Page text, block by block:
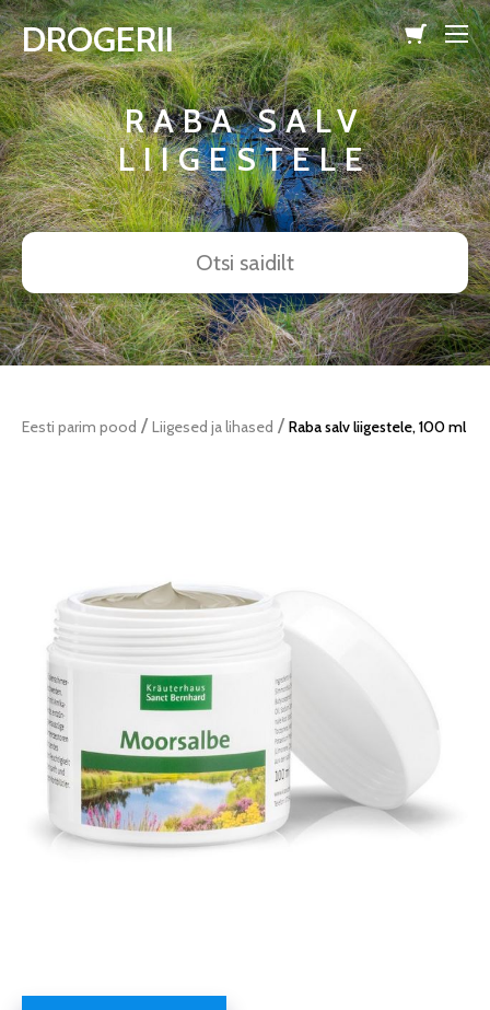
lisati ostukorvi. Vaata ostukorvi
DROGERII
RABA SALV
LIIGESTELE
Eesti parim pood / Liigesed ja lihased / Raba salv liigestele, 100 ml